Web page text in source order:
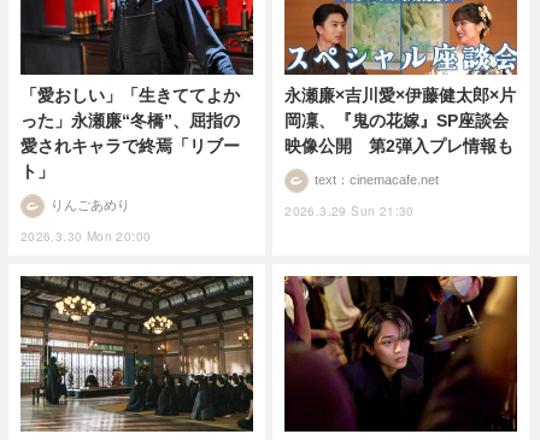
「愛おしい」「生きててよか
った」永瀬廉“冬橋”、屈指の
愛されキャラで終焉「リブー
ト」
2026.3.30 Mon 20:00
りんごあめり
永瀬廉×吉川愛×伊藤健太郎×片
岡凜、『鬼の花嫁』SP座談会
映像公開 第2弾入プレ情報も
2026.3.29 Sun 21:30
text：cinemacafe.net